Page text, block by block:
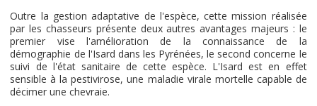
Outre la gestion adaptative de l'espèce, cette mission réalisée
par les chasseurs présente deux autres avantages majeurs : le
premier vise l'amélioration de la connaissance de la
démographie de l'Isard dans les Pyrénées, le second concerne le
suivi de l'état sanitaire de cette espèce. L'Isard est en effet
sensible à la pestivirose, une maladie virale mortelle capable de
décimer une chevraie.